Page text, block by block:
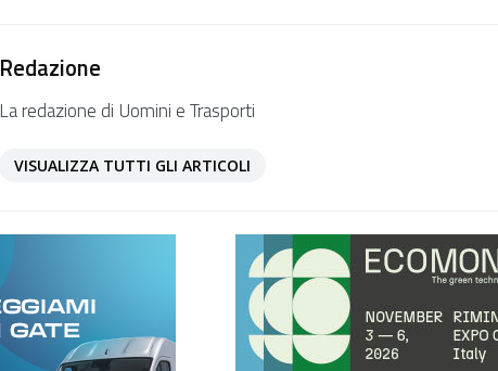
Redazione
La redazione di Uomini e Trasporti
VISUALIZZA TUTTI GLI ARTICOLI